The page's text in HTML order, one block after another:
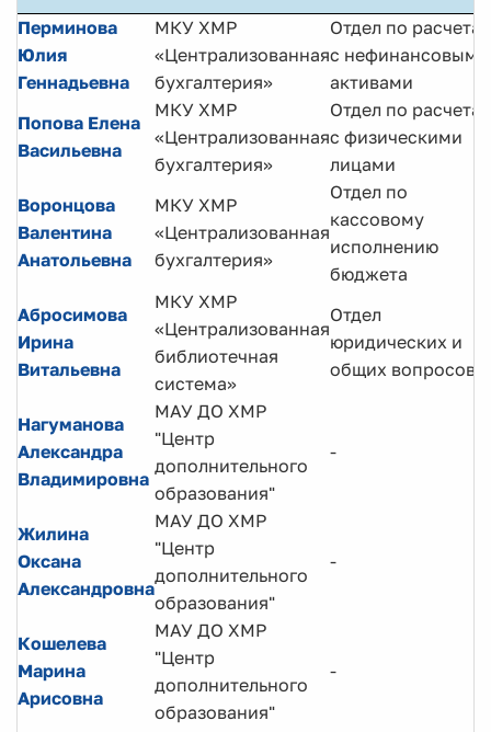
Перминова
Юлия
Геннадьевна
МКУ ХМР
«Централизованная
бухгалтерия»
Отдел по
с нефинансовыми
активами
Попова Елена
Васильевна
МКУ ХМР
«Централизованная
бухгалтерия»
Отдел по
с физическими
лицами
Воронцова
Валентина
Анатольевна
МКУ ХМР
«Централизованная
бухгалтерия»
Отдел по
кассовому
исполнению
бюджета
Абросимова
Ирина
Витальевна
МКУ ХМР
«Централизованная
библиотечная
система»
Отдел
юридических и
общих вопросов
Нагуманова
Александра
Владимировна
МАУ ДО ХМР
"Центр
дополнительного
образования"
-
Жилина
Оксана
Александровна
МАУ ДО ХМР
"Центр
дополнительного
образования"
-
Кошелева
Марина
Арисовна
МАУ ДО ХМР
"Центр
дополнительного
образования"
-